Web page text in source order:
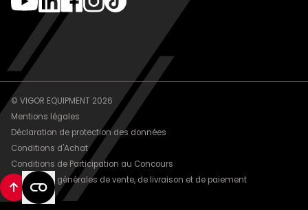
© VIGOR EQUIPMENT 2026
Mentions légales
Déclaration de protection des données
Conditions d'Achat
Conditions de Participation au Concours
Conditions générales de vente, de livraison et de paiement